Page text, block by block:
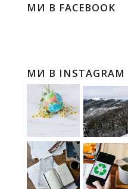
МИ В FACEBOOK
МИ В INSTAGRAM